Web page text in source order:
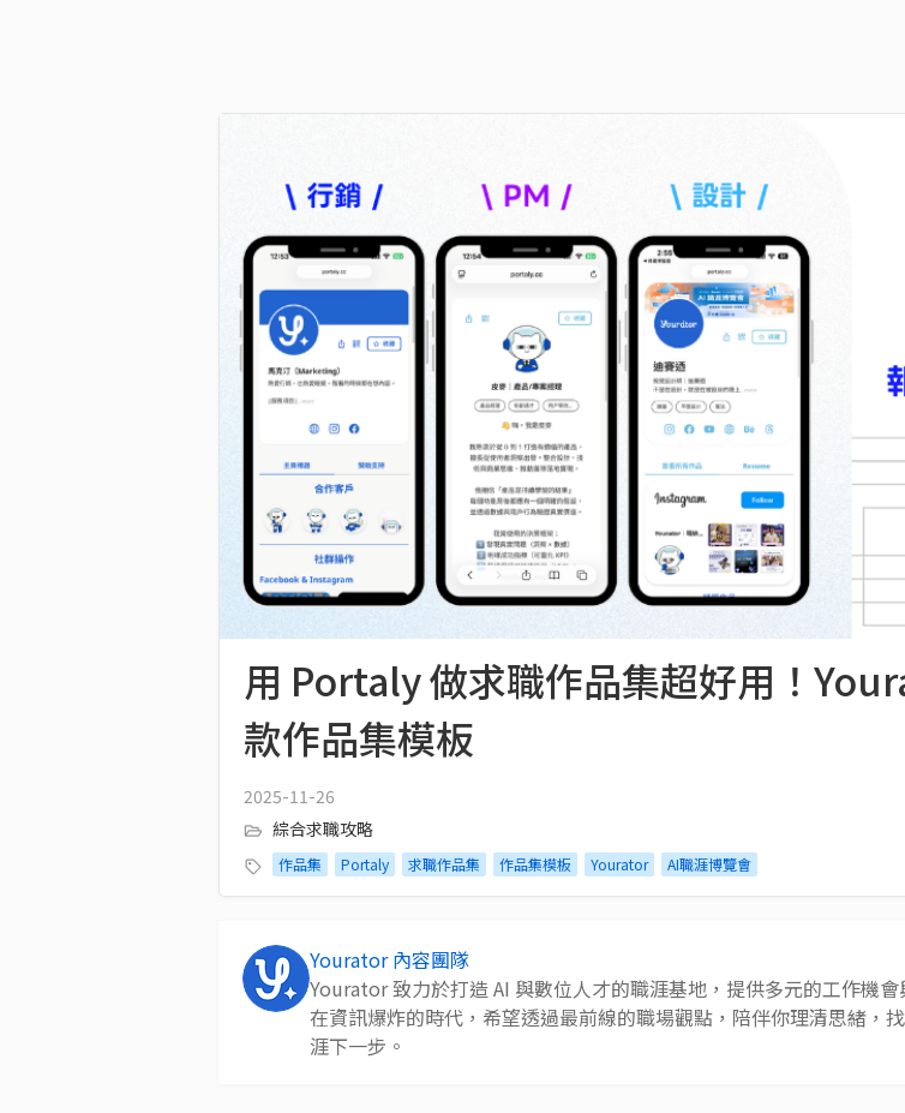
用 Portaly 做求職作品集超好用！
款作品集模板
2025-11-26
綜合求職攻略
作品集 Portaly 求職作品集 作品集模板 Yourator AI職涯博覽會
Yourator 內容團隊
Yourator 致力於打造 AI 與數位人才的職涯基地，提供多元的工作機會
在資訊爆炸的時代，希望透過最前線的職場觀點，陪伴你理清思緒，
涯下一步。